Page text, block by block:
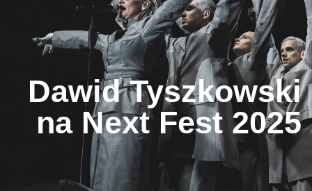
Dawid Tyszkowski
na Next Fest 2025